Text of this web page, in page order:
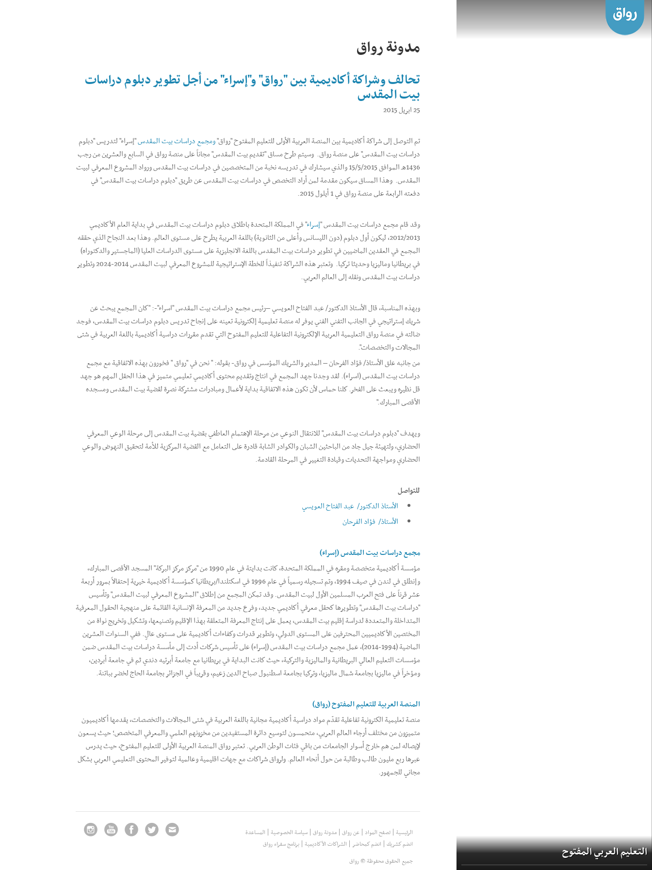
التعليم العربي المفتوح
مدونة رواق
تحالف وشراكة أكاديمية بين "رواق" و"إسراء" من أجل تطوير دبلوم دراسات
بيت المقدس
25 ابريل 2015
تم التوصل إلى شراكة أكاديمية بين المنصة العربية الأولى للتعليم المفتوح "رواق"ومجمع دراسات بيت المقدس"إسراء" لتدريس "دبلوم
دراسات بيت المقدس" على منصة رواق. وسيتم طرح مساق "تقديم بيت المقدس" مجاناً على منصة رواق في السابع والعشرين من رجب
1436هـ الموافق 15/5/2015 والذي سيشارك في تدريسه نخبة من المتخصصين في دراسات بيت المقدس ورواد المشروع المعرفي لبيت
المقدس. وهذا المساق سيكون مقدمة لمن أراد التخصص في دراسات بيت المقدس عن طريق "دبلوم دراسات بيت المقدس" في
دفعته الرابعة على منصة رواق في 1 أيلول 2015.
وقد قام مجمع دراسات بيت المقدس "إسراء" في المملكة المتحدة باطلاق دبلوم دراسات بيت المقدس في بداية العام الأكاديمي
2012/2013، ليكون أول دبلوم (دون الليسانس وأعلى من الثانوية) باللغة العربية يطرح على مستوى العالم. وهذا بعد النجاح الذي حققه
المجمع في العقدين الماضيين في تطوير دراسات بيت المقدس باللغة الانجليزية على مستوى الدراسات العليا (الماجستير والدكتوراه)
في بريطانيا وماليزيا وحديثا تركيا. وتعتبر هذه الشراكة تنفيذاً للخطة الإستراتيجية للمشروع المعرفي لبيت المقدس 2014-2024 وتطوير
دراسات بيت المقدس ونقله إلى العالم العربي.
وبهذه المناسبة، قال الأستاذ الدكتور/ عبد الفتاح العويسي –رئيس مجمع دراسات بيت المقدس "اسراء"-: "كان المجمع يبحث عن
شريك إستراتيجي في الجانب التفني الفني يوفر له منصة تعليمية إلكترونية تعينه على إنجاح تدريس دبلوم دراسات بيت المقدس، فوجد
ضالته في منصة رواق التعليمية العربية الإلكترونية التفاعلية للتعليم المفتوح التي تقدم مقررات دراسية أكاديمية باللغة العربية في شتى
المجالات والتخصصات".
من جانبه علق الأستاذ/ فؤاد الفرحان – المدير والشريك المؤسس في رواق- بقوله: " نحن في "رواق " فخورون بهذه الاتفاقية مع مجمع
دراسات بيت المقدس (اسراء). لقد وجدنا جهد المجمع في انتاج وتقديم محتوى أكاديمي تعليمي متميز في هذا الحقل المهم هو جهد
قل نظيره ويبعث على الفخر. كلنا حماس لأن تكون هذه الاتفاقية بداية لأعمال ومبادرات مشتركة نصرة لقضية بيت المقدس ومسجده
الأقصى المبارك."
ويهدف "دبلوم دراسات بيت المقدس" للانتقال النوعي من مرحلة الإهتمام العاطفي بقضية بيت المقدس إلى مرحلة الوعي المعرفي
الحضاري، ولتهيئة جيل جاد من الباحثين الشبان والكوادر الشابة قادرة على التعامل مع القضية المركزية للأمة لتحقيق النهوض والوعي
الحضاري ومواجهة التحديات وقيادة التغيير في المرحلة القادمة.
للتواصل
الأستاذ الدكتور/ عبد الفتاح العويسي
الأستاذ/ فؤاد الفرحان
مجمع دراسات بيت المقدس (إسراء)
مؤسسة أكاديمية متخصصة ومقره في المملكة المتحدة، كانت بدايتة في عام 1990 من "مركز مركز البركة" المسجد الأقصى المبارك،
وإنطلق في لندن في صيف 1994، وتم تسجيله رسمياً في عام 1996 في اسكتلندا/بريطانيا كمؤسسة أكاديمية خيرية إحتفالاً بمرور أربعة
عشر قرناً على فتح العرب المسلمين الأول لبيت المقدس. وقد تمكن المجمع من إطلاق "المشروع المعرفي لبيت المقدس" وتأسيس
"دراسات بيت المقدس" وتطويرها كحقل معرفي أكاديمي جديد، وفرع جديد من المعرفة الإنسانية القائمة على منهجية الحقول المعرفية
المتداخلة والمتعددة لدراسة إقليم بيت المقدس، يعمل على إنتاج المعرفة المتعلقة بهذا الإقليم وتصنيعها، وتشكيل وتخريج نواة من
المختصين الأكاديميين المحترفين على المستوى الدولي، وتطوير قدرات وكفاءات أكاديمية على مستوى عالٍ. ففي السنوات العشرين
الماضية (1994-2014)، عمل مجمع دراسات بيت المقدس (إسراء) على تأسيس شركات أدت إلى مأسسة دراسات بيت المقدس ضمن
مؤسسات التعليم العالي البريطانية والماليزية والتركية، حيث كانت البداية في بريطانيا مع جامعة أبرتيه دندي ثم في جامعة أبردين،
ومؤخراً في ماليزيا بجامعة شمال ماليزيا، وتركيا بجامعة اسطنبول صباح الدين زعيم، وقريباً في الجزائر بجامعة الحاج لخضر بباتنة.
المنصة العربية للتعليم المفتوح (رواق)
منصة تعليمية الكترونية تفاعلية تقدّم مواد دراسية أكاديمية مجانية باللغة العربية في شتى المجالات والتخصصات، يقدمها أكاديميون
متميزون من مختلف أرجاء العالم العربي، متحمسون لتوسيع دائرة المستفيدين من مخزونهم العلمي والمعرفي المتخصص؛ حيث يسعون
لإيصاله لمن هم خارج أسوار الجامعات من باقي فئات الوطن العربي. تعتبر رواق المنصة العربية الأولى للتعليم المفتوح، حيث يدرس
عبرها ربع مليون طالب وطالبة من حول أنحاء العالم. ولرواق شراكات مع جهات اقليمية وعالمية لتوفير المحتوى التعليمي العربي بشكل
مجاني للجمهور.
الرئيسية تصفح المواد عن رواق مدونة رواق سياسة الخصوصية المساعدة
انضم كشريك انضم كمحاضر الشراكات الأكاديمية برنامج سفراء رواق
جميع الحقوق محفوظة © رواق